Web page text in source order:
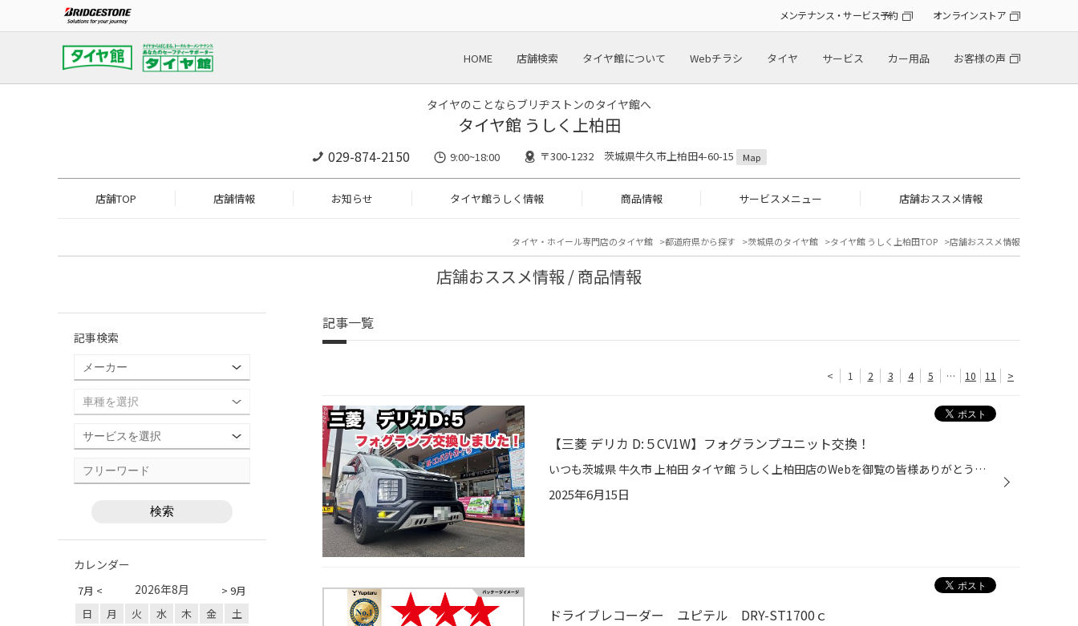
メンテナンス・サービス予約 オンラインストア
HOME 店舗検索 タイヤ館について Webチラシ タイヤ サービス カー用品 お客様の声
タイヤのことならブリヂストンのタイヤ館へ
タイヤ館 うしく上柏田
029-874-2150 9:00~18:00 〒300-1232 茨城県牛久市上柏田4-60-15 Map
店舗TOP 店舗情報 お知らせ タイヤ館うしく情報 商品情報 サービスメニュー 店舗おススメ情報
タイヤ・ホイール専門店のタイヤ館 都道府県から探す 茨城県のタイヤ館 タイヤ館 うしく上柏田TOP 店舗おススメ情報
店舗おススメ情報 / 商品情報
記事一覧
< 1 2 3 4 5 … 10 11 >
【三菱 デリカ D:５CV1W】フォグランプユニット交換！
いつも茨城県 牛久市 上柏田 タイヤ館 うしく上柏田店のWebを御覧の皆様ありがとうございます♪ タイヤ館うしく上柏田の志和です！ 今回 三菱 デリカ D:５に IPF フォグランプユニットの 交換をさせていただきました♪ 今回お取り付けさせていただいたのが IPF 軽量 ハロゲン フォグランプ ゴールドレ...
2025年6月15日
ドライブレコーダー ユピテル DRY-ST1700ｃ
記事検索
カレンダー
7月 < > 9月
2026年8月
日 月 火 水 木 金
土